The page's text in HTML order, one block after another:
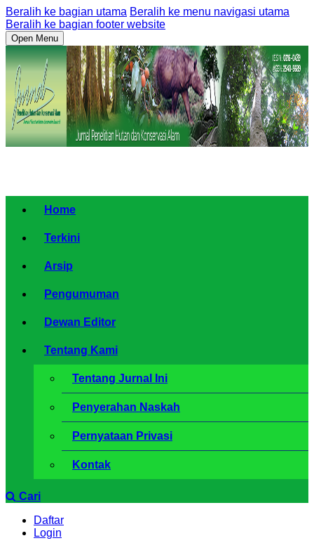
Beralih ke bagian utama Beralih ke menu navigasi utama
Beralih ke bagian footer website
Open Menu
Home
Terkini
Arsip
Pengumuman
Dewan Editor
Tentang Kami
Tentang Jurnal Ini
Penyerahan Naskah
Pernyataan Privasi
Kontak
Cari
Daftar
Login